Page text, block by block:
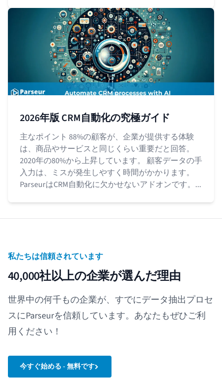
2026年版 CRM自動化の究極ガイド
主なポイント 88%の顧客が、企業が提供する体験
は、商品やサービスと同じくらい重要だと回答。
2020年の80%から上昇しています。 顧客データの手
入力は、ミスが発生しやすく時間がかかります。
ParseurはCRM自動化に欠かせないアドオンです。...
私たちは信頼されています
40,000社以上の企業が選んだ理由
世界中の何千もの企業が、すでにデータ抽出プロセ
スにParseurを信頼しています。あなたもぜひご利
用ください！
今すぐ始める - 無料です